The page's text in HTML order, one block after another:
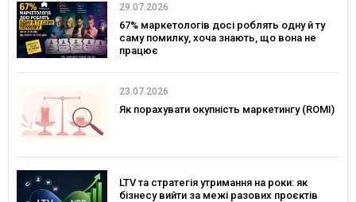
29.07.2026
67% маркетологів досі роблять одну й ту
саму помилку, хоча знають, що вона не
працює
23.07.2026
Як порахувати окупність маркетингу (ROMI)
LTV та стратегія утримання на роки: як
бізнесу вийти за межі разових проєктів